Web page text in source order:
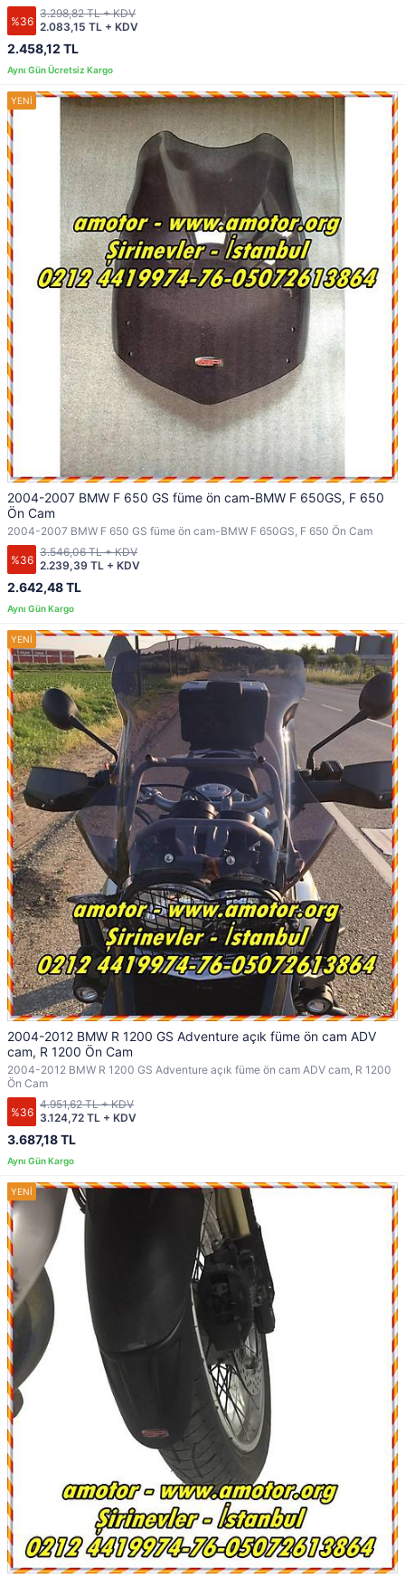
%36
2.458,12 TL
2.083,15 TL + KDV
3.298,82 TL + KDV
2004-2007 BMW F 650 GS füme ön cam-BMW F 650GS, F 650
Ön Cam
2004-2007 BMW F 650 GS füme ön cam-BMW F 650GS, F 650 Ön Cam
%36
2.642,48 TL
2.239,39 TL + KDV
3.546,06 TL + KDV
2004-2012 BMW R 1200 GS Adventure açık füme ön cam ADV
cam, R 1200 Ön Cam
2004-2012 BMW R 1200 GS Adventure açık füme ön cam ADV cam, R 1200
Ön Cam
%36
3.687,18 TL
3.124,72 TL + KDV
4.951,62 TL + KDV